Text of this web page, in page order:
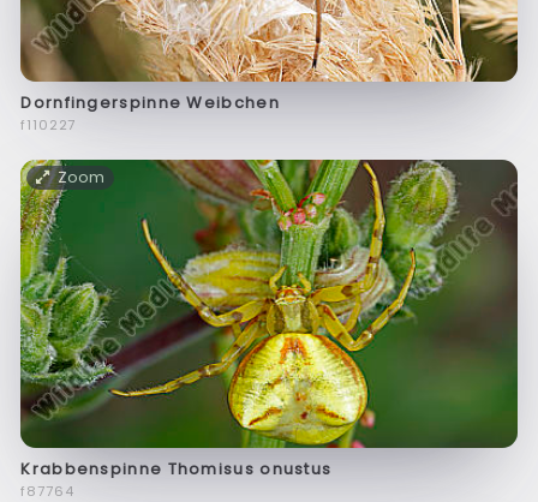
Dornfingerspinne Weibchen
f110227
Zoom
Krabbenspinne Thomisus onustus
f87764